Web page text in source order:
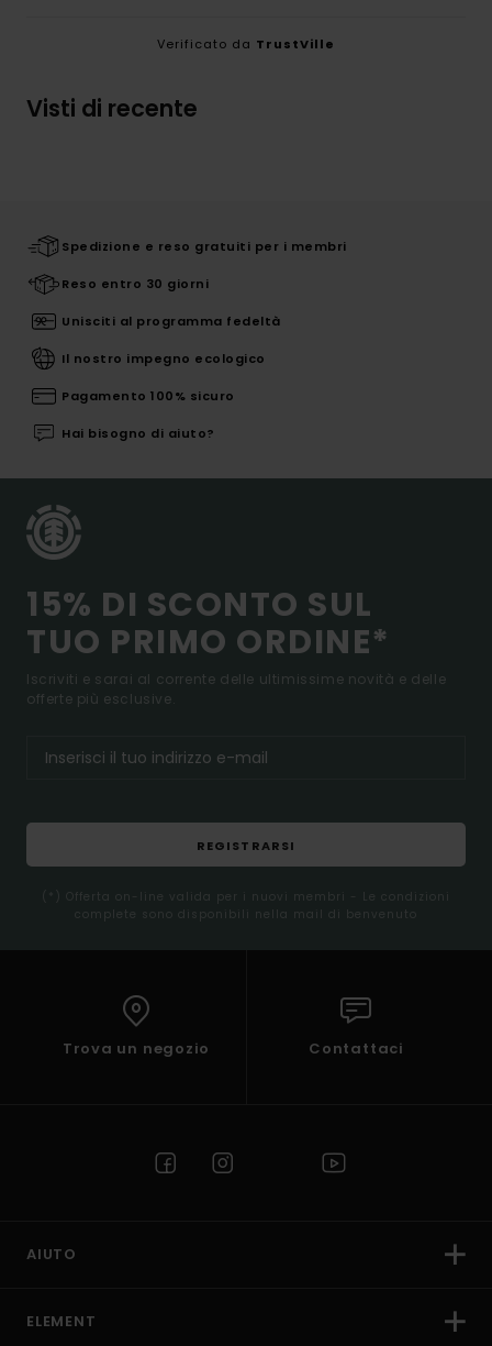
Verificato da TrustVille
Visti di recente
Spedizione e reso gratuiti per i membri
Reso entro 30 giorni
Unisciti al programma fedeltà
Il nostro impegno ecologico
Pagamento 100% sicuro
Hai bisogno di aiuto?
15% DI SCONTO SUL
TUO PRIMO ORDINE*
Iscriviti e sarai al corrente delle ultimissime novità e delle
offerte più esclusive.
REGISTRARSI
(*) Offerta on-line valida per i nuovi membri - Le condizioni
complete sono disponibili nella mail di benvenuto
Trova un negozio Contattaci
AIUTO
ELEMENT